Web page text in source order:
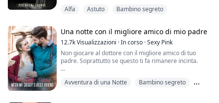
miseramente. Un piccolo sorriso comparve sul suo
facendomi rabbrividire.
"Sei sempre stata mia, Brea", mi tirò più vicino a sé e
affon...
Alfa Astuto Bambino segreto
Una notte con il migliore amico di mio padre
12.7kVisualizzazioni ·In corso ·Sexy Pink
Non giocare al dottore con il migliore amico di tuo
padre. Soprattutto se questo ti fa rimanere incinta.
centimetro della mia anatomia.
Avventura di una Notte
Bambino segreto